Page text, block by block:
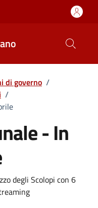
di governo /
/
- In
degli Scolopi con 6